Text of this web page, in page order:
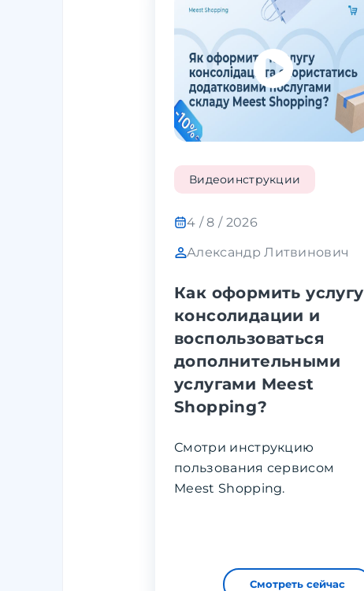
Видеоинструкции
4 / 8 / 2026
Александр Литвинович
Как оформить услугу
консолидации и
воспользоваться
дополнительными
услугами Meest
Shopping?
Смотри инструкцию
пользования сервисом
Meest Shopping.
Смотреть сейчас